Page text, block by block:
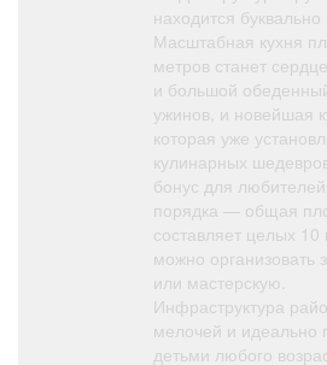
находится буквально
Масштабная кухня
метров станет
и большой
ужинов, и новейшая
которая уже
кулинарных
бонус для
порядка — общая
составляет целых 10
можно организовать
или мастерскую.
Инфраструктура
мелочей и идеально
детьми любого